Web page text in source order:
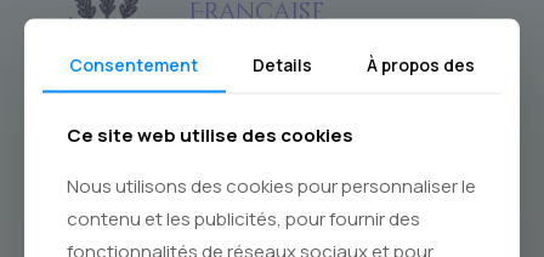
Française
Et en particulier à Marseille !
Par Payplug
Consentement Details À propos des
Ce site web utilise des cookies
Nous utilisons des cookies pour personnaliser le
contenu et les publicités, pour fournir des
fonctionnalités de réseaux sociaux et pour